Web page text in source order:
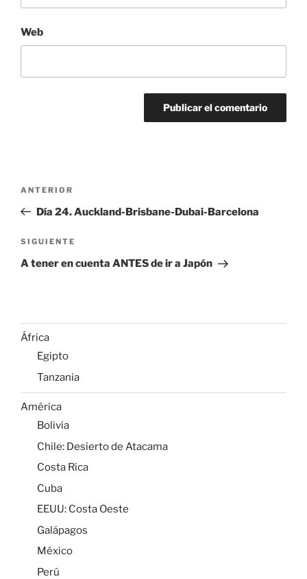
Web
entradas
Entrada
anterior:
ANTERIOR
Día 24. Auckland-Brisbane-Dubai-Barcelona
Siguiente
entrada
SIGUIENTE
A tener en cuenta ANTES de ir a Japón
África
Egipto
Tanzania
América
Bolivia
Chile: Desierto de Atacama
Costa Rica
Cuba
EEUU: Costa Oeste
Galápagos
México
Perú